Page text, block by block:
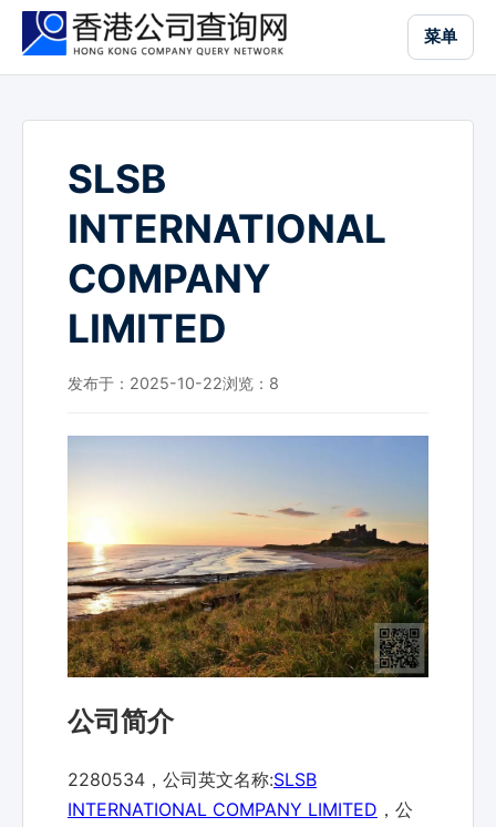
菜单
SLSB
INTERNATIONAL
COMPANY
LIMITED
发布于：2025-10-22浏览： 8
公司简介
2280534，公司英文名称:SLSB
INTERNATIONAL COMPANY LIMITED ，公